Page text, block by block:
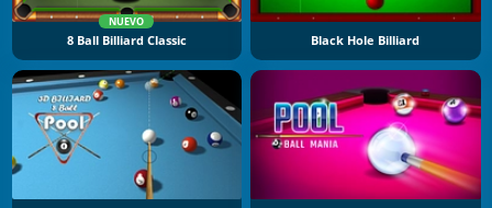
NUEVO
8 Ball Billiard Classic Black Hole Billiard